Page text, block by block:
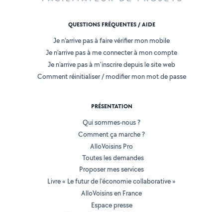
QUESTIONS FRÉQUENTES / AIDE
Je n'arrive pas à faire vérifier mon mobile
Je n'arrive pas à me connecter à mon compte
Je n'arrive pas à m'inscrire depuis le site web
Comment réinitialiser / modifier mon mot de passe
PRÉSENTATION
Qui sommes-nous ?
Comment ça marche ?
AlloVoisins Pro
Toutes les demandes
Proposer mes services
Livre « Le futur de l'économie collaborative »
AlloVoisins en France
Espace presse